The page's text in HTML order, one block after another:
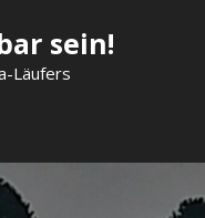
sein!
Läufers